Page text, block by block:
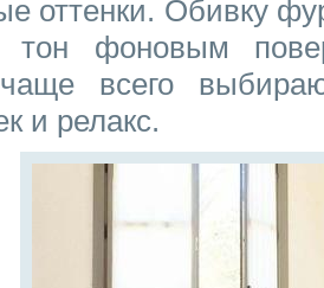
оттенки. Обивку
тон фоновым
всего
и релакс.